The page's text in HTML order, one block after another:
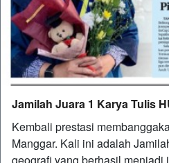
Jamilah Juara 1 Karya Tulis
Kembali prestasi
Manggar. Kali ini adalah
geografi yang berhasil menjadi